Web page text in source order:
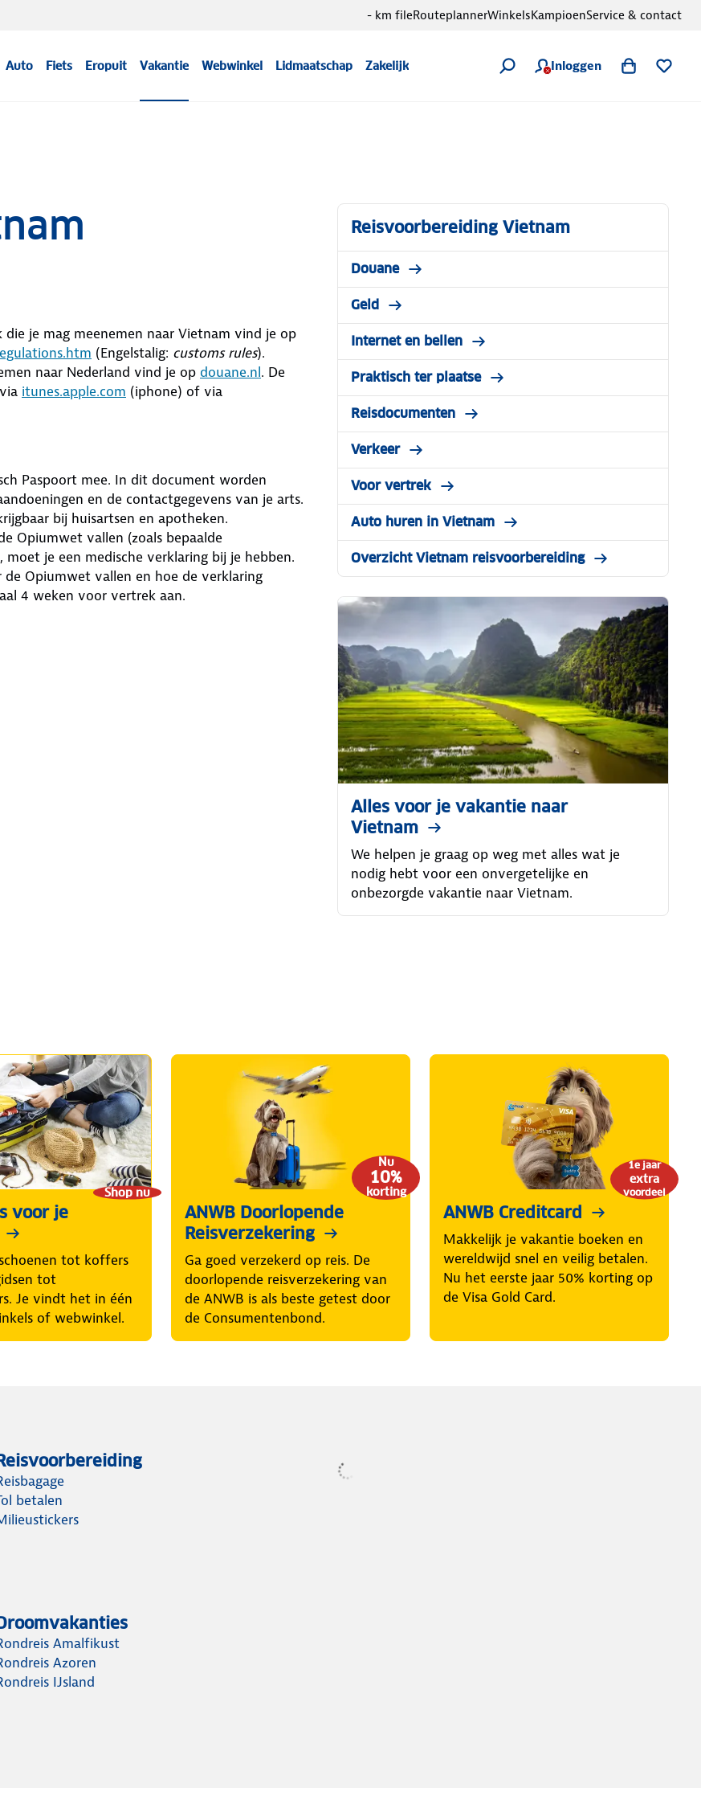
Auto Fiets Eropuit Vakantie Webwinkel Lidmaatschap Zakelijk Inloggen
- km fileRouteplannerWinkelsKampioenService & contact
je mag meenemen naar Vietnam vind je op
(Engelstalig: customs rules).
naar Nederland vind je op douane.nl. De
itunes.apple.com (iphone) of via
Paspoort mee. In dit document worden
en de contactgegevens van je arts.
bij huisartsen en apotheken.
Opiumwet vallen (zoals bepaalde
je een medische verklaring bij je hebben.
de Opiumwet vallen en hoe de verklaring
4 weken voor vertrek aan.
Reisvoorbereiding Vietnam
Douane
Geld
Internet en bellen
Praktisch ter plaatse
Reisdocumenten
Verkeer
Voor vertrek
Auto huren in Vietnam
Overzicht Vietnam reisvoorbereiding
Alles voor je vakantie naar
Vietnam
We helpen je graag op weg met alles wat je
nodig hebt voor een onvergetelijke en
onbezorgde vakantie naar Vietnam.
Shop nu
voor je
tot koffers
tot
Je vindt het in één
of webwinkel.
Nu
10%
korting
ANWB Doorlopende
Reisverzekering
Ga goed verzekerd op reis. De
doorlopende reisverzekering van
de ANWB is als beste getest door
de Consumentenbond.
1e jaar
extra
voordeel
ANWB Creditcard
Makkelijk je vakantie boeken en
wereldwijd snel en veilig betalen.
Nu het eerste jaar 50% korting op
de Visa Gold Card.
betalen
Amalfikust
Azoren
IJsland